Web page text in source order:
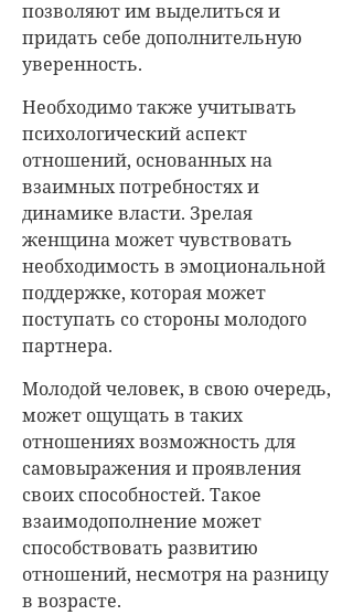
позволяют им выделиться и
придать себе дополнительную
уверенность.
Необходимо также учитывать
психологический аспект
отношений, основанных на
взаимных потребностях и
динамике власти. Зрелая
женщина может чувствовать
необходимость в эмоциональной
поддержке, которая может
поступать со стороны молодого
партнера.
Молодой человек, в свою очередь,
может ощущать в таких
отношениях возможность для
самовыражения и проявления
своих способностей. Такое
взаимодополнение может
способствовать развитию
отношений, несмотря на разницу
в возрасте.